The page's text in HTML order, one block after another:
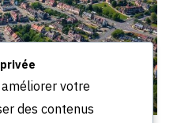
votre
des contenus